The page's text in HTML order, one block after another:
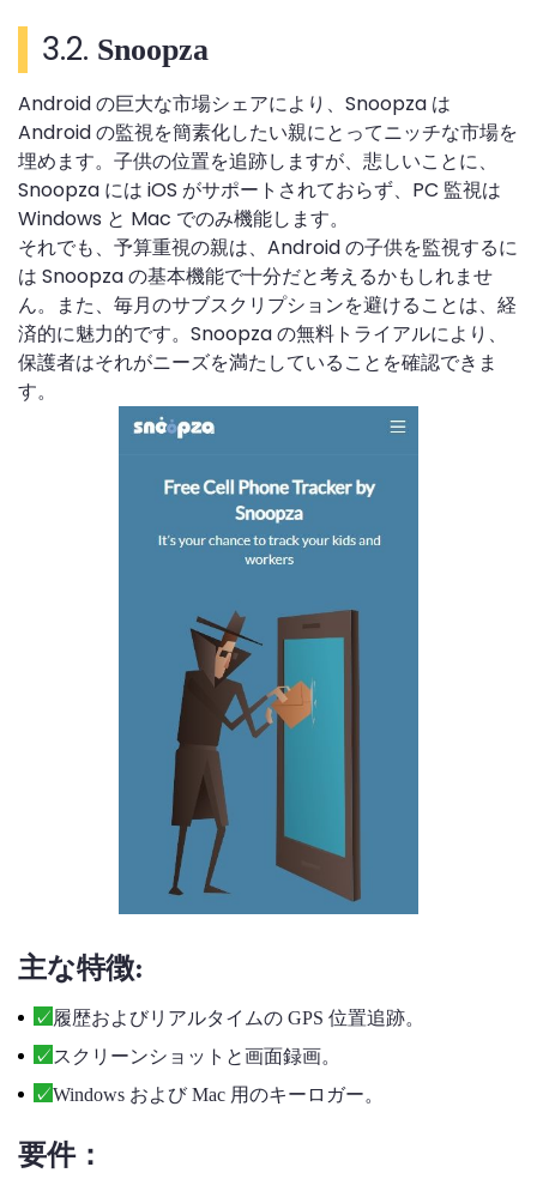
3.2. Snoopza
Android の巨大な市場シェアにより、Snoopza は
Android の監視を簡素化したい親にとってニッチな市場を
埋めます。子供の位置を追跡しますが、悲しいことに、
Snoopza には iOS がサポートされておらず、PC 監視は
Windows と Mac でのみ機能します。
それでも、予算重視の親は、Android の子供を監視するに
は Snoopza の基本機能で十分だと考えるかもしれませ
ん。また、毎月のサブスクリプションを避けることは、経
済的に魅力的です。Snoopza の無料トライアルにより、
保護者はそれがニーズを満たしていることを確認できま
す。
主な特徴:
履歴およびリアルタイムの GPS 位置追跡。
スクリーンショットと画面録画。
Windows および Mac 用のキーロガー。
要件：